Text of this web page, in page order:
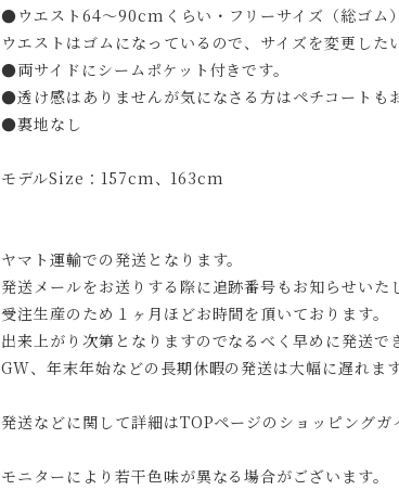
●ウエスト64〜90cmくらい・フリーサイズ（総ゴム）
ウエストはゴムになっているので、サイズを変更した
●両サイドにシームポケット付きです。
●透け感はありませんが気になさる方はペチコートも
●裏地なし
モデルSize：157cm、163cm
ヤマト運輸での発送となります。
発送メールをお送りする際に追跡番号もお知らせいた
受注生産のため１ヶ月ほどお時間を頂いております。
出来上がり次第となりますのでなるべく早めに発送で
GW、年末年始などの長期休暇の発送は大幅に遅れます
発送などに関して詳細はTOPページのショッピングガ
モニターにより若干色味が異なる場合がございます。